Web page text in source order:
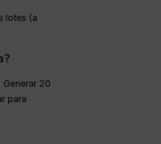
lotes (a
20
para